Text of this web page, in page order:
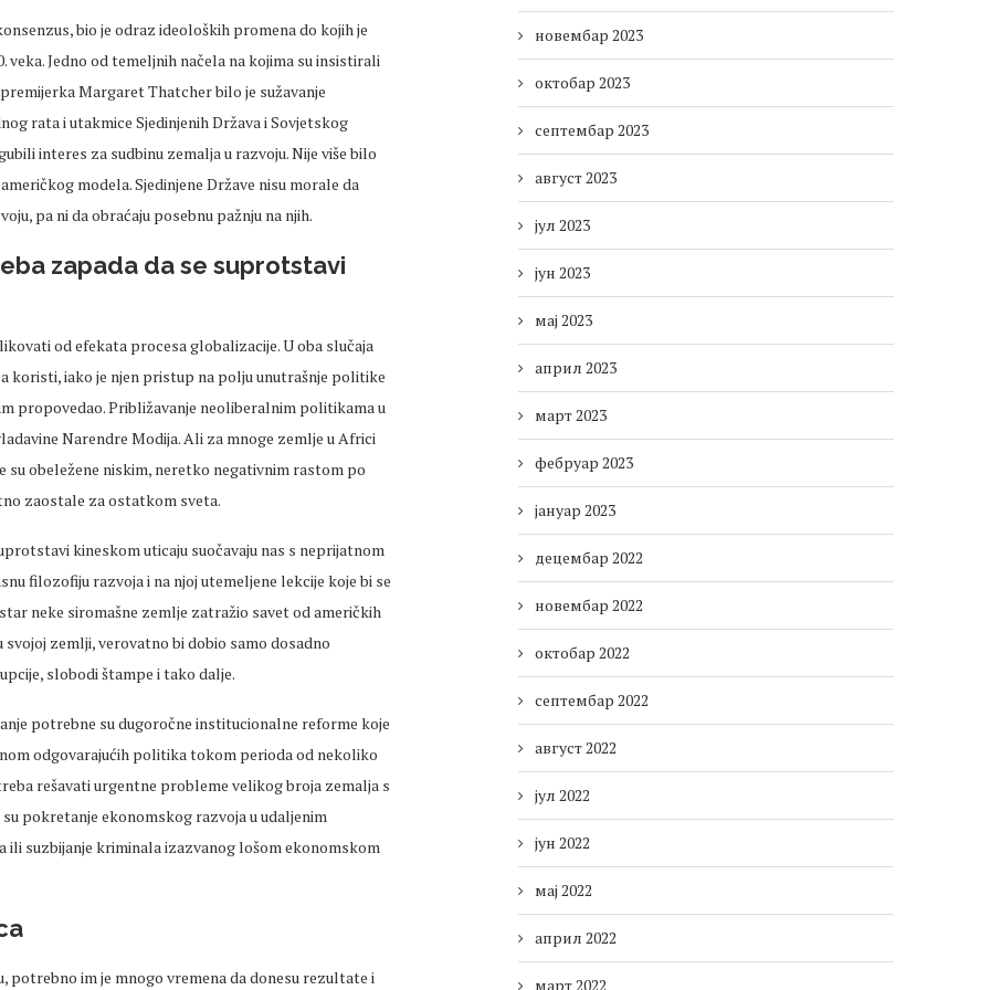
bio je odraz ideoloških promena do kojih je
veka. Jedno od temeljnih načela na kojima su insistirali
Margaret Thatcher bilo je sužavanje
rata i utakmice Sjedinjenih Država i Sovjetskog
interes za sudbinu zemalja u razvoju. Nije više bilo
modela. Sjedinjene Države nisu morale da
pa ni da obraćaju posebnu pažnju na njih.
zapada da se suprotstavi
od efekata procesa globalizacije. U oba slučaja
koristi, iako je njen pristup na polju unutrašnje politike
propovedao. Približavanje neoliberalnim politikama u
Narendre Modija. Ali za mnoge zemlje u Africi
su obeležene niskim, neretko negativnim rastom po
zaostale za ostatkom sveta.
kineskom uticaju suočavaju nas s neprijatnom
filozofiju razvoja i na njoj utemeljene lekcije koje bi se
neke siromašne zemlje zatražio savet od američkih
zemlji, verovatno bi dobio samo dosadno
slobodi štampe i tako dalje.
potrebne su dugoročne institucionalne reforme koje
odgovarajućih politika tokom perioda od nekoliko
rešavati urgentne probleme velikog broja zemalja s
pokretanje ekonomskog razvoja u udaljenim
suzbijanje kriminala izazvanog lošom ekonomskom
potrebno im je mnogo vremena da donesu rezultate i
новембар 2023
октобар 2023
септембар 2023
август 2023
јул 2023
јун 2023
мај 2023
април 2023
март 2023
фебруар 2023
јануар 2023
децембар 2022
новембар 2022
октобар 2022
септембар 2022
август 2022
јул 2022
јун 2022
мај 2022
април 2022
март 2022